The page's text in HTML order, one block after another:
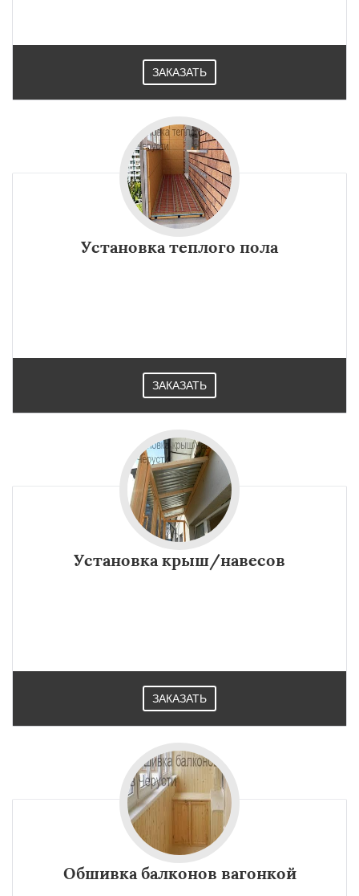
ЗАКАЗАТЬ
Установка теплого пола
ЗАКАЗАТЬ
Установка крыш/навесов
ЗАКАЗАТЬ
Обшивка балконов вагонкой